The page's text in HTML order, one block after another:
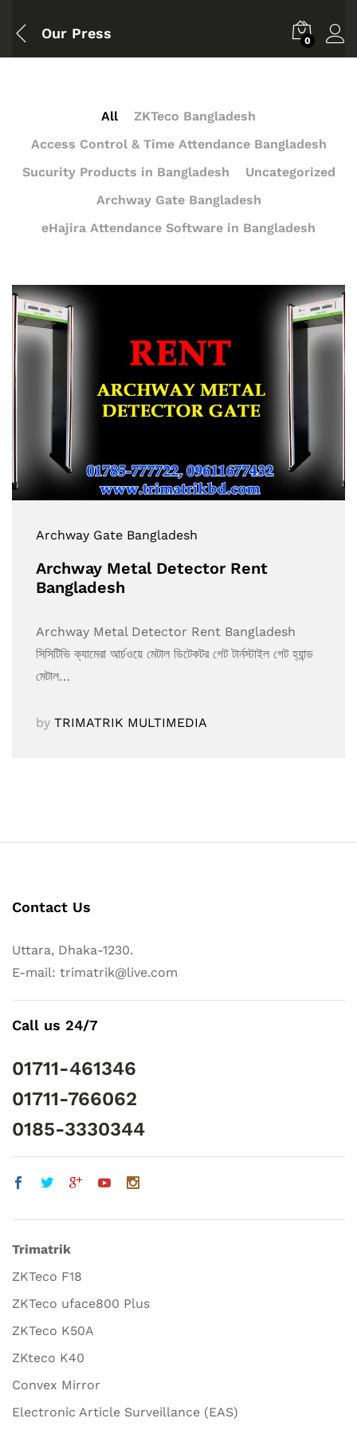
Our Press 0
All
ZKTeco Bangladesh
Access Control & Time Attendance Bangladesh
Sucurity Products in Bangladesh
Uncategorized
Archway Gate Bangladesh
eHajira Attendance Software in Bangladesh
Archway Gate Bangladesh
Archway Metal Detector Rent
Bangladesh
Archway Metal Detector Rent Bangladesh
সিসিটিভি ক্যামেরা আর্চওয়ে মেটাল ডিটেকটর গেট টার্নস্টাইল গেট হ্যান্ড
মেটাল…
by TRIMATRIK MULTIMEDIA
Contact Us
Uttara, Dhaka-1230.
E-mail: trimatrik@live.com
Call us 24/7
01711-461346
01711-766062
0185-3330344
Trimatrik
ZKTeco F18
ZKTeco uface800 Plus
ZKTeco K50A
ZKteco K40
Convex Mirror
Electronic Article Surveillance (EAS)